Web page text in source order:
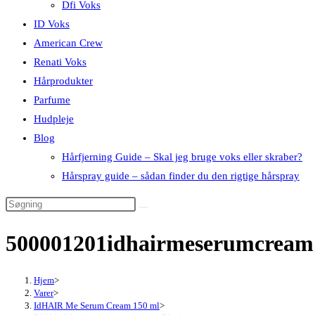
Dfi Voks
ID Voks
American Crew
Renati Voks
Hårprodukter
Parfume
Hudpleje
Blog
Hårfjerning Guide – Skal jeg bruge voks eller skraber?
Hårspray guide – sådan finder du den rigtige hårspray
Hjem>
Varer>
IdHAIR Me Serum Cream 150 ml>